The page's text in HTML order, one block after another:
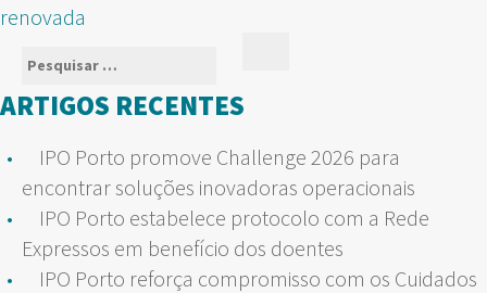
DE
ARTIGOS
renovada
Pesquisar
por:
ARTIGOS RECENTES
IPO Porto promove Challenge 2026 para
encontrar soluções inovadoras operacionais
IPO Porto estabelece protocolo com a Rede
Expressos em benefício dos doentes
IPO Porto reforça compromisso com os Cuidados